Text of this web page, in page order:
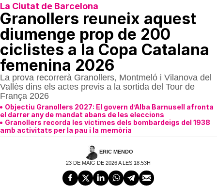
La Ciutat de Barcelona
Granollers reuneix aquest
diumenge prop de 200
ciclistes a la Copa Catalana
femenina 2026
La prova recorrerà Granollers, Montmeló i Vilanova del
Vallès dins els actes previs a la sortida del Tour de
França 2026
Objectiu Granollers 2027: El govern d’Alba Barnusell afronta
el darrer any de mandat abans de les eleccions
Granollers recorda les víctimes dels bombardeigs del 1938
amb activitats per la pau i la memòria
ERIC MENDO
23 DE MAIG DE 2026 A LES 18:53H